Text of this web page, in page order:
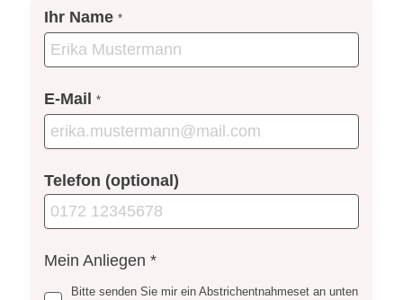
Ihr Name *
E-Mail *
Telefon (optional)
Mein Anliegen *
Bitte senden Sie mir ein Abstrichentnahmeset an unten